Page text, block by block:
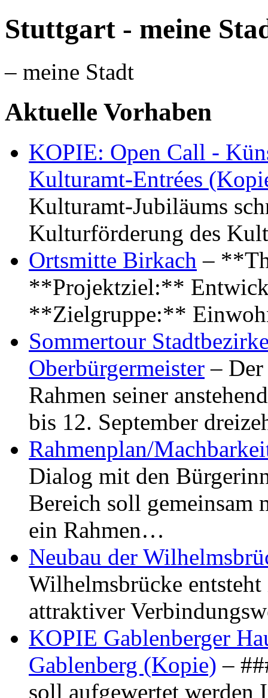
Stuttgart - meine
– meine Stadt
Aktuelle Vorhaben
KOPIE: Open Call -
Kulturamt-Entrées
Kulturamt-Jubiläums
Kulturförderung des
Ortsmitte Birkach –
**Projektziel:**
**Zielgruppe:**
Sommertour
Oberbürgermeister –
Rahmen seiner
bis 12. September
Rahmenplan/
Dialog mit den
Bereich soll gemeinsam
ein Rahmen…
Neubau der
Wilhelmsbrücke
attraktiver
KOPIE Gablenberger
Gablenberg (Kopie) –
soll aufgewertet werden